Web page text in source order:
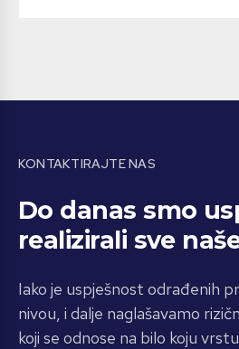
KONTAKTIRAJTE NAS
Do danas smo
realizirali sve
Iako je uspješnost odrađenih
nivou, i dalje naglašavamo
koji se odnose na bilo koju